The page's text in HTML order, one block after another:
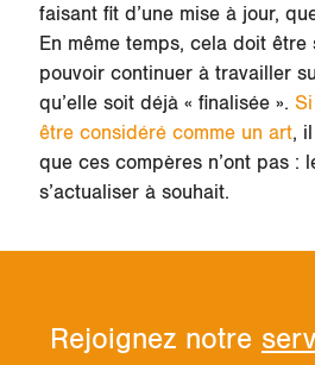
faisant fit d’une mise à jour,
En même temps, cela doit
pouvoir continuer à travailler
qu’elle soit déjà « finalisée ».
être considéré comme un art,
que ces compères n’ont pas :
s’actualiser à souhait.
Rejoignez notre